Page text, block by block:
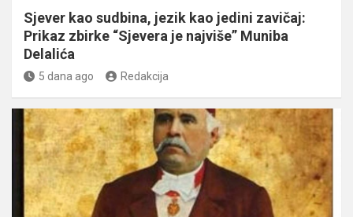
Sjever kao sudbina, jezik kao jedini zavičaj:
Prikaz zbirke “Sjevera je najviše” Muniba
Delalića
5 dana ago Redakcija